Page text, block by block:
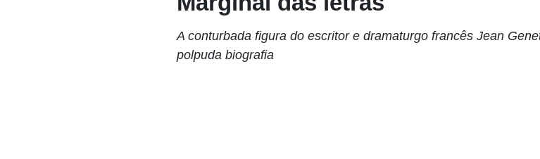
A conturbada figura do escritor e dramaturgo francês Jean
polpuda biografia